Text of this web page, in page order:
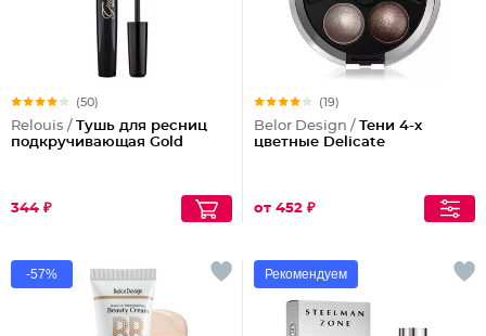
(50)
Relouis / Тушь для ресниц
подкручивающая Gold
344 ₽
(19)
Belor Design / Тени 4-х
цветные Delicate
от 452 ₽
-57% Рекомендуем